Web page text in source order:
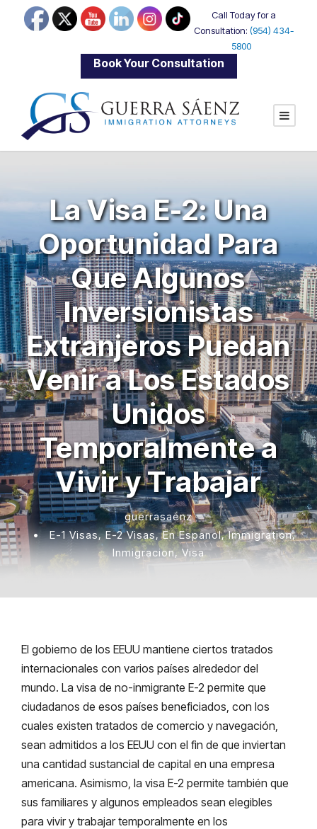
Call Today for a
Consultation: (954) 434-
5800
Book Your Consultation
La Visa E-2: Una
Oportunidad Para
Que Algunos
Inversionistas
Extranjeros Puedan
Venir a Los Estados
Unidos
Temporalmente a
Vivir y Trabajar
guerrasaenz
•
E-1 Visas, E-2 Visas, En Espanol, Immigration,
Inmigracion, Visa
El gobierno de los EEUU mantiene ciertos tratados
internacionales con varios países alrededor del
mundo. La visa de no-inmigrante E-2 permite que
ciudadanos de esos países beneficiados, con los
cuales existen tratados de comercio y navegación,
sean admitidos a los EEUU con el fin de que inviertan
una cantidad sustancial de capital en una empresa
americana. Asimismo, la visa E-2 permite también que
sus familiares y algunos empleados sean elegibles
para vivir y trabajar temporalmente en los